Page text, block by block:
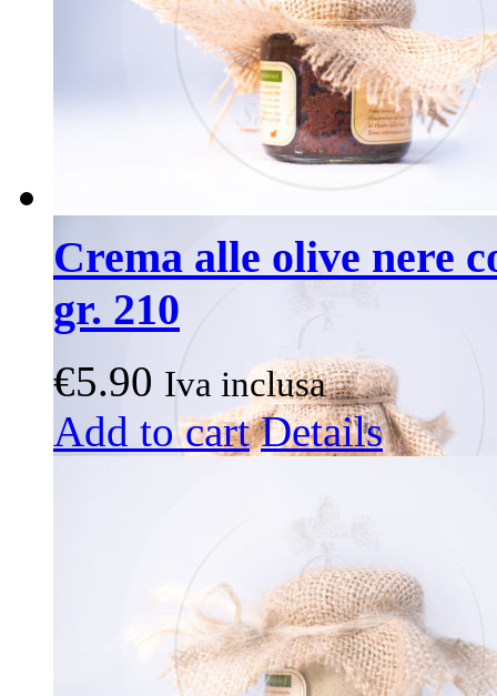
Crema alle olive nere
gr. 210
€5.90 Iva inclusa
Add to cart Details